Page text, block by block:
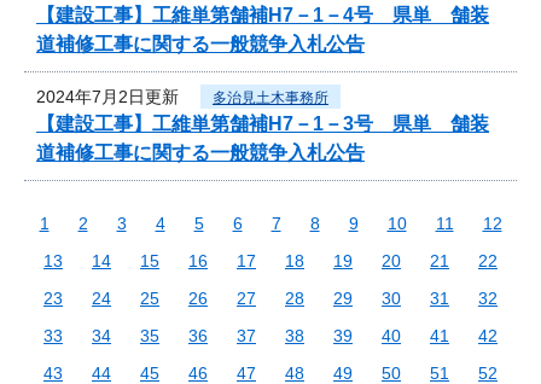
【建設工事】工維単第舗補H7－1－4号 県単 舗装
道補修工事に関する一般競争入札公告
2024年7月2日更新 多治見土木事務所
【建設工事】工維単第舗補H7－1－3号 県単 舗装
道補修工事に関する一般競争入札公告
1 2 3 4 5 6 7 8 9 10 11
12
13
14 15 16 17 18 19 20 21
22
23
24 25 26 27 28 29 30 31
32
33
34 35 36 37 38 39 40 41
42
43
44 45 46 47 48 49 50 51
52